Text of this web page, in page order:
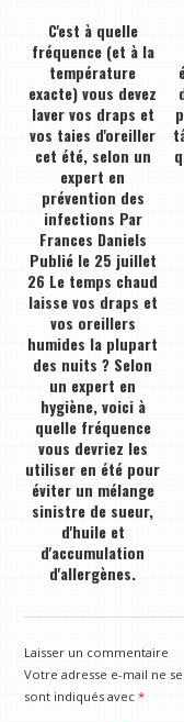
C'est à quelle
fréquence (et à la
température
exacte) vous devez
laver vos draps et
vos taies d'oreiller
cet été, selon un
expert en
prévention des
infections Par
Frances Daniels
Publié le 25 juillet
26 Le temps chaud
laisse vos draps et
vos oreillers
humides la plupart
des nuits ? Selon
un expert en
hygiène, voici à
quelle fréquence
vous devriez les
utiliser en été pour
éviter un mélange
sinistre de sueur,
d'huile et
d'accumulation
d'allergènes.
Laisser un commentaire
Votre adresse e-mail ne
sont indiqués avec*